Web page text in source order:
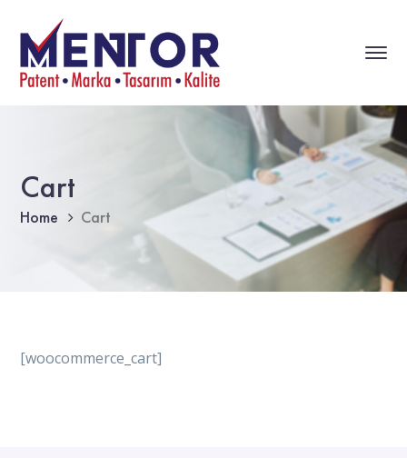
Cart
Home Cart
[woocommerce_cart]